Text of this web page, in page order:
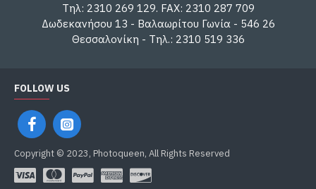
Τηλ: 2310 269 129. FAX: 2310 287 709
Δωδεκανήσου 13 - Βαλαωρίτου Γωνία - 546 26
Θεσσαλονίκη - Τηλ.: 2310 519 336
FOLLOW US
Copyright © 2023, Photoqueen, All Rights Reserved